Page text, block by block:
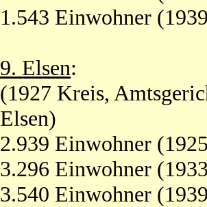
1.543 Einwohner
9. Elsen:
(1927 Kreis,
Elsen)
2.939 Einwohner
3.296 Einwohner
3.540 Einwohner